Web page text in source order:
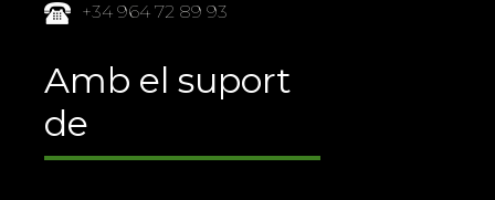
+34 964 72 89 93
Amb el suport
de